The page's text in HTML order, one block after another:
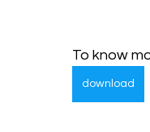
To know
download